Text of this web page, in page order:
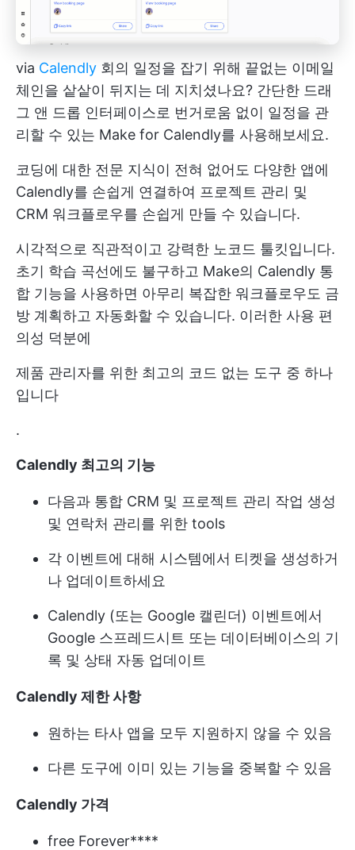
via Calendly 회의 일정을 잡기 위해 끝없는 이메일
체인을 샅샅이 뒤지는 데 지치셨나요? 간단한 드래
그 앤 드롭 인터페이스로 번거로움 없이 일정을 관
리할 수 있는 Make for Calendly를 사용해보세요.
코딩에 대한 전문 지식이 전혀 없어도 다양한 앱에
Calendly를 손쉽게 연결하여 프로젝트 관리 및
CRM 워크플로우를 손쉽게 만들 수 있습니다.
시각적으로 직관적이고 강력한 노코드 툴킷입니다.
초기 학습 곡선에도 불구하고 Make의 Calendly 통
합 기능을 사용하면 아무리 복잡한 워크플로우도 금
방 계획하고 자동화할 수 있습니다. 이러한 사용 편
의성 덕분에
제품 관리자를 위한 최고의 코드 없는 도구 중 하나
입니다
.
Calendly 최고의 기능
다음과 통합 CRM 및 프로젝트 관리 작업 생성
및 연락처 관리를 위한 tools
각 이벤트에 대해 시스템에서 티켓을 생성하거
나 업데이트하세요
Calendly (또는 Google 캘린더) 이벤트에서
Google 스프레드시트 또는 데이터베이스의 기
록 및 상태 자동 업데이트
Calendly 제한 사항
원하는 타사 앱을 모두 지원하지 않을 수 있음
다른 도구에 이미 있는 기능을 중복할 수 있음
Calendly 가격
free Forever****